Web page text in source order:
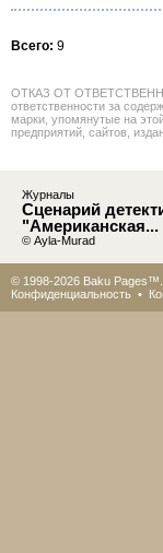
Всего: 9
ОТКАЗ ОТ
ответственности за
марки, упомянутые на
предприятий, сайтов,
Журналы
Сценарий
"Американская...
© Ayla-Murad
© 1998-2026 Baku
Конфиденциальность •